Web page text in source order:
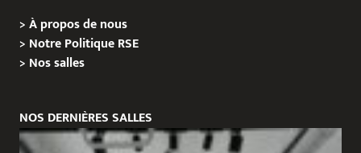
>À propos de nous
> Notre Politique RSE
> Nos salles
NOS DERNIÈRES SALLES